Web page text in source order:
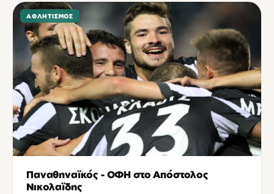
ΑΘΛΗΤΙΣΜΌΣ
Παναθηναϊκός - ΟΦΗ στο Απόστολος
Νικολαϊδης